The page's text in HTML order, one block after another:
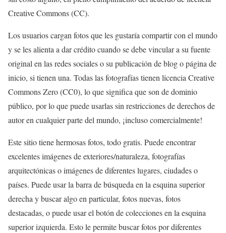
Creative Commons (CC).
Los usuarios cargan fotos que les gustaría compartir con el mundo
y se les alienta a dar crédito cuando se debe vincular a su fuente
original en las redes sociales o su publicación de blog o página de
inicio, si tienen una. Todas las fotografías tienen licencia Creative
Commons Zero (CC0), lo que significa que son de dominio
público, por lo que puede usarlas sin restricciones de derechos de
autor en cualquier parte del mundo, ¡incluso comercialmente!
Este sitio tiene hermosas fotos, todo gratis. Puede encontrar
excelentes imágenes de exteriores/naturaleza, fotografías
arquitectónicas o imágenes de diferentes lugares, ciudades o
países. Puede usar la barra de búsqueda en la esquina superior
derecha y buscar algo en particular, fotos nuevas, fotos
destacadas, o puede usar el botón de colecciones en la esquina
superior izquierda. Esto le permite buscar fotos por diferentes